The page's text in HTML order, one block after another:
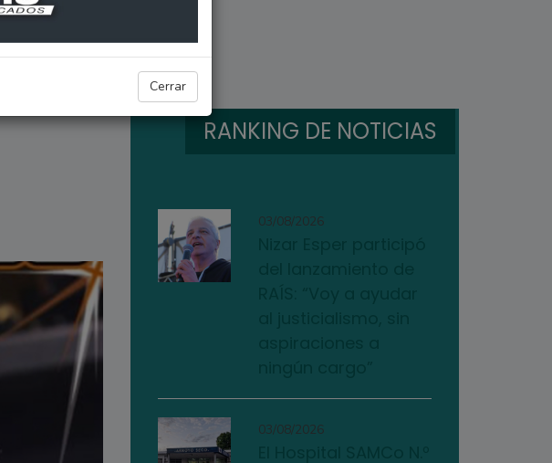
Cerrar
RANKING DE NOTICIAS
03/08/2026
03/08/2026